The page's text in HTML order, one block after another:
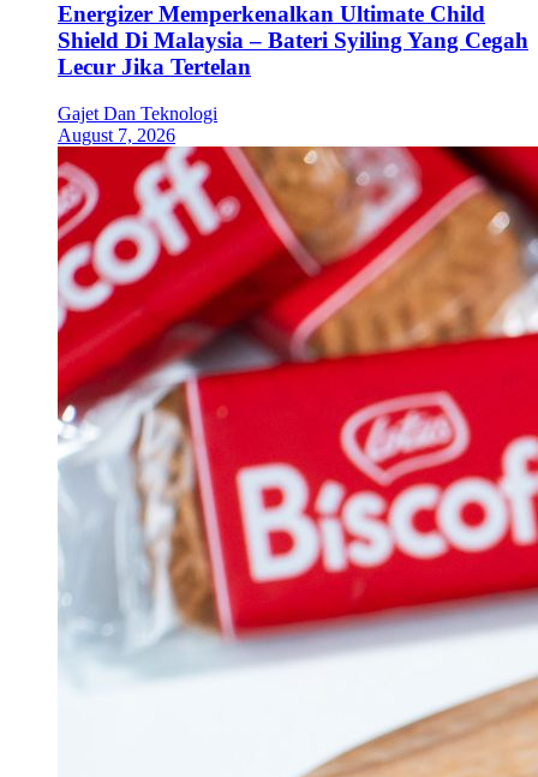
Energizer Memperkenalkan Ultimate Child
Shield Di Malaysia – Bateri Syiling Yang Cegah
Lecur Jika Tertelan
Gajet Dan Teknologi
August 7, 2026